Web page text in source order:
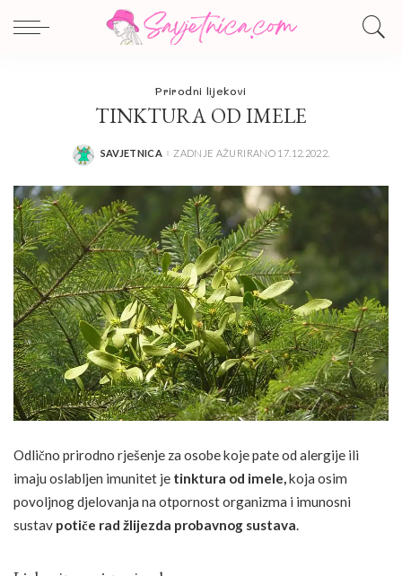
Prirodni lijekovi
TINKTURA OD IMELE
POSTED
SAVJETNICA ZADNJE AŽURIRANO 17.12.2022.
Odlično prirodno rješenje za osobe koje pate od alergije ili
imaju oslabljen imunitet je tinktura od imele,koja osim
povoljnog djelovanja na otpornost organizma i imunosni
sustav potiče rad žlijezda probavnog sustava.